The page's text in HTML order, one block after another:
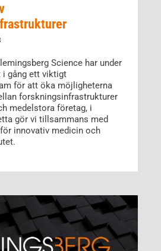
Science har under
i gång ett viktigt
för att öka möjligheterna
forskningsinfrastrukturer
medelstora företag, i
gör vi tillsammans med
innovativ medicin och